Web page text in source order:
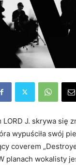
J. skrywa się
wypuściła swój
coverem
planach wokalisty